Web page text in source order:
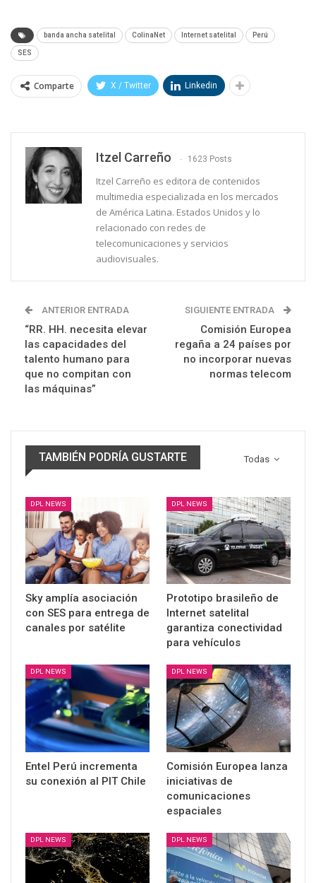
banda ancha satelital ColinaNet Internet satelital Perú
SES
Comparte X / Twitter Linkedin
Itzel Carreño 1623 Posts
Itzel Carreño es editora de contenidos
multimedia especializada en los mercados
de América Latina. Estados Unidos y lo
relacionado con redes de
telecomunicaciones y servicios
audiovisuales.
ANTERIOR ENTRADA
“RR. HH. necesita elevar
las capacidades del
talento humano para
que no compitan con
las máquinas”
SIGUIENTE ENTRADA
Comisión Europea
regaña a 24 países por
no incorporar nuevas
normas telecom
Todas
TAMBIÉN PODRÍA GUSTARTE
DPL NEWS
Sky amplía asociación
con SES para entrega de
canales por satélite
DPL NEWS
Prototipo brasileño de
Internet satelital
garantiza conectividad
para vehículos
DPL NEWS
Entel Perú incrementa
su conexión al PIT Chile
DPL NEWS
Comisión Europea lanza
iniciativas de
comunicaciones
espaciales
DPL NEWS DPL NEWS